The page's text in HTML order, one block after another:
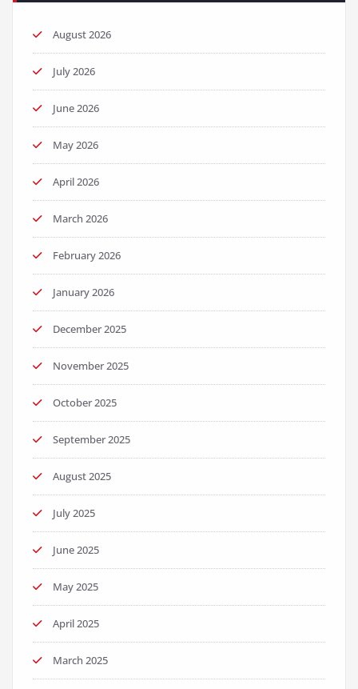
August 2026
July 2026
June 2026
May 2026
April 2026
March 2026
February 2026
January 2026
December 2025
November 2025
October 2025
September 2025
August 2025
July 2025
June 2025
May 2025
April 2025
March 2025